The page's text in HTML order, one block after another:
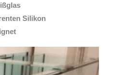
Silikon